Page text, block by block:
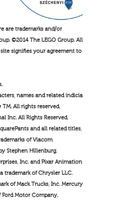
are trademarks and/or
©2014 The LEGO Group. All
signifies your agreement to
names and related indicia
All rights reserved.
Inc. All Rights Reserved.
and all related titles,
of Viacom
Stephen Hillenburg.
Inc. and Pixar Animation
trademark of Chrysler LLC.
of Mack Trucks, Inc. Mercury
Ford Motor Company.